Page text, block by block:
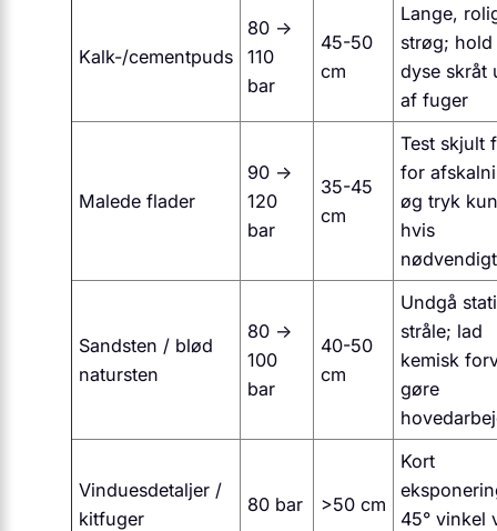
Kalk-/cementpuds
80 →
110
bar
45-50
cm
Lange,
strøg; hold
dyse skråt
af fuger
Malede flader
90 →
120
bar
35-45
cm
Test skjult
for
øg tryk kun
hvis
nødvendigt
Sandsten / blød
natursten
80 →
100
bar
40-50
cm
Undgå
stråle; lad
kemisk
gøre
Vinduesdetaljer /
kitfuger
80 bar >50 cm
Kort
45° vinkel